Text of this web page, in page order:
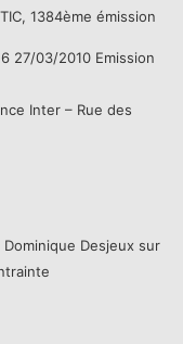
1384ème émission
27/03/2010 Emission
Inter – Rue des
Desjeux sur